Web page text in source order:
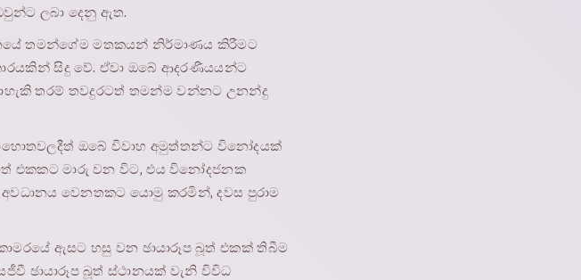
ලබා දෙනු ඇත.
තමන්ගේම මතකයන් නිර්මාණය කිරීමට
සිදු වේ. ඒවා ඔබේ ආදරණීයයන්ට
තරම් තවදුරටත් තමන්ම වන්නට උනන්දු
ඔබේ විවාහ අමුත්තන්ට විනෝදයක්
එකකට මාරු වන විට, එය විනෝදජනක
අවධානය වෙනතකට යොමු කරමින්, දවස පුරාම
ඇසට හසු වන ඡායාරූප බූත් එකක් තිබීම
ඡායාරූප බූත් ස්ථානයක් වැනි විවිධ